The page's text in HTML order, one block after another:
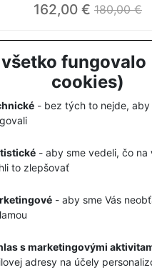
fungovalo
cookies)
- bez tých to nejde,
- aby sme vedeli, čo na
to zlepšovať
- aby sme Vás
s marketingovými
adresy na účely
162,00 € 180,00 €
Načítať ďalej
AŽ K